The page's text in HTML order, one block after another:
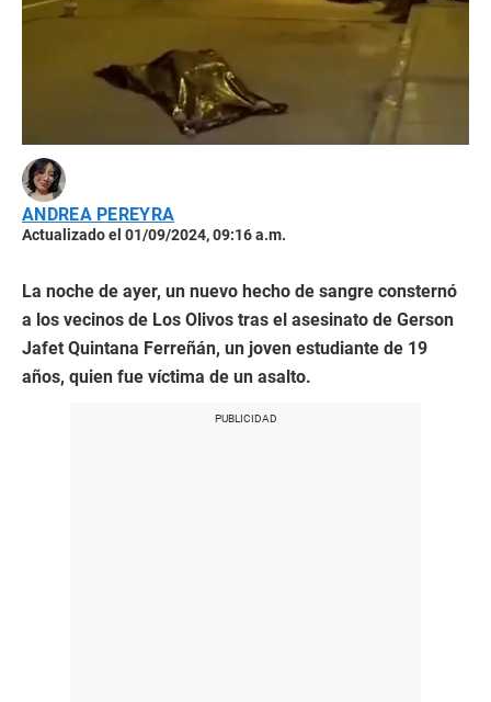
ANDREA PEREYRA
Actualizado el 01/09/2024, 09:16 a.m.
La noche de ayer, un nuevo hecho de sangre consternó
a los vecinos de Los Olivos tras el asesinato de Gerson
Jafet Quintana Ferreñán, un joven estudiante de 19
años, quien fue víctima de un asalto.